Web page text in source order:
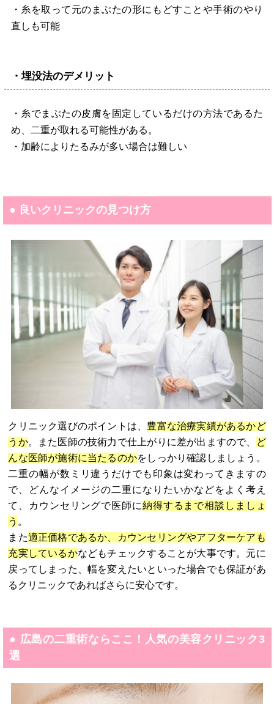
・糸を取って元のまぶたの形にもどすことや手術のやり
直しも可能
・埋没法のデメリット
・糸でまぶたの皮膚を固定しているだけの方法であるた
め、二重が取れる可能性がある。
・加齢によりたるみが多い場合は難しい
● 良いクリニックの見つけ方
クリニック選びのポイントは、 豊富な治療実績があるかど
うか。また医師の技術力で仕上がりに差が出ますので、
ど
んな医師が施術に当たるのかをしっかり確認しましょう。
二重の幅が数ミリ違うだけでも印象は変わってきますの
で、どんなイメージの二重になりたいかなどをよく考え
て、カウンセリングで医師に納得するまで相談しましょ
う 。
また適正価格であるか、カウンセリングやアフターケアも
充実しているかなどもチェックすることが大事です。元に
戻ってしまった、幅を変えたいといった場合でも保証があ
るクリニックであればさらに安心です。
● 広島の二重術ならここ！人気の美容クリニック3
選